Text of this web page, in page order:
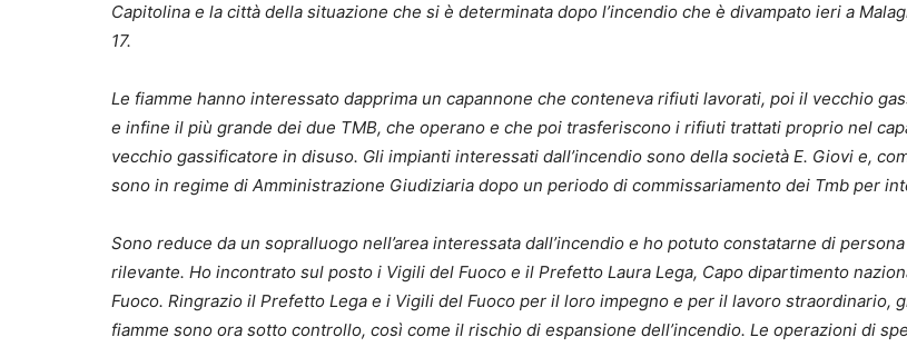
Capitolina e la città della situazione che si è determinata dopo l’incendio che è divampato ieri a
17.
Le fiamme hanno interessato dapprima un capannone che conteneva rifiuti lavorati, poi il vecchio
e infine il più grande dei due TMB, che operano e che poi trasferiscono i rifiuti trattati proprio nel
vecchio gassificatore in disuso. Gli impianti interessati dall’incendio sono della società E. Giovi e,
sono in regime di Amministrazione Giudiziaria dopo un periodo di commissariamento dei Tmb per
Sono reduce da un sopralluogo nell’area interessata dall’incendio e ho potuto constatarne di
rilevante. Ho incontrato sul posto i Vigili del Fuoco e il Prefetto Laura Lega, Capo dipartimento
Fuoco. Ringrazio il Prefetto Lega e i Vigili del Fuoco per il loro impegno e per il lavoro straordinario,
fiamme sono ora sotto controllo, così come il rischio di espansione dell’incendio. Le operazioni di